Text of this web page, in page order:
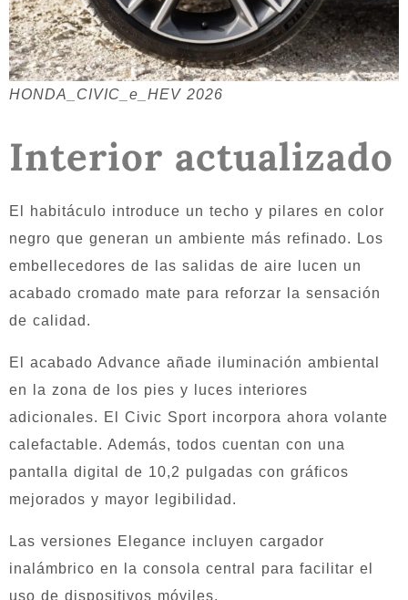
HONDA_CIVIC_e_HEV 2026
Interior actualizado
El habitáculo introduce un techo y pilares en color
negro que generan un ambiente más refinado. Los
embellecedores de las salidas de aire lucen un
acabado cromado mate para reforzar la sensación
de calidad.
El acabado Advance añade iluminación ambiental
en la zona de los pies y luces interiores
adicionales. El Civic Sport incorpora ahora volante
calefactable. Además, todos cuentan con una
pantalla digital de 10,2 pulgadas con gráficos
mejorados y mayor legibilidad.
Las versiones Elegance incluyen cargador
inalámbrico en la consola central para facilitar el
uso de dispositivos móviles.